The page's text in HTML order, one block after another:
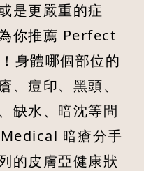
是更嚴重的症
你推薦 Perfect
身體哪個部位的
、痘印、黑頭、
缺水、暗沈等問
暗瘡分手
的皮膚亞健康狀